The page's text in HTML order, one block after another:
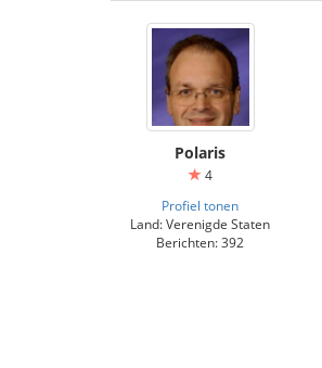
Polaris
4
Profiel tonen
Land: Verenigde Staten
Berichten: 392